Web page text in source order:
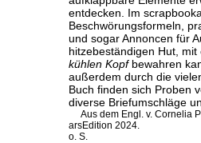
entdecken. Im
Beschwörungsformeln,
und sogar Annoncen für
hitzebeständigen Hut,
kühlen Kopfbewahren
außerdem durch die
Buch finden sich Proben
diverse Briefumschläge
Aus dem Engl. v. Cornelia
arsEdition 2024.
o. S.